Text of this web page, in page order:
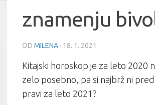
znamenju
OD MILENA · 18. 1. 2021
Kitajski horoskop je za leto 2020
zelo posebno, pa si najbrž ni
pravi za leto 2021?